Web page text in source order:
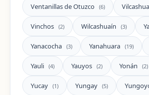
Ventanillas de Otuzco (6)
Vinchos (2) Wilcashuaín (3)
Yanacocha (3) Yanahuara (19)
Yauli (4) Yauyos (2) Yonán (2)
Yucay (1) Yungay (5)